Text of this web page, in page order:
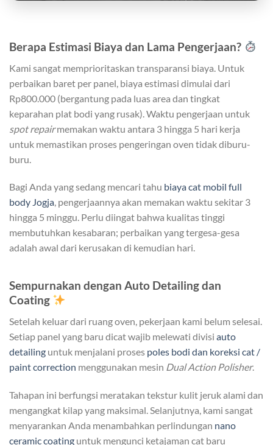
Berapa Estimasi Biaya dan Lama Pengerjaan?
Kami sangat memprioritaskan transparansi biaya. Untuk
perbaikan baret per panel, biaya estimasi dimulai dari
Rp800.000 (bergantung pada luas area dan tingkat
keparahan plat bodi yang rusak). Waktu pengerjaan untuk
spot repairmemakan waktu antara 3 hingga 5 hari kerja
untuk memastikan proses pengeringan oven tidak diburu-
buru.
Bagi Anda yang sedang mencari tahu biaya cat mobil full
body Jogja, pengerjaannya akan memakan waktu sekitar 3
hingga 5 minggu. Perlu diingat bahwa kualitas tinggi
membutuhkan kesabaran; perbaikan yang tergesa-gesa
adalah awal dari kerusakan di kemudian hari.
Sempurnakan dengan Auto Detailing dan
Coating
Setelah keluar dari ruang oven, pekerjaan kami belum selesai.
Setiap panel yang baru dicat wajib melewati divisi auto
detailing untuk menjalani proses poles bodi dan koreksi cat /
paint correction menggunakan mesin Dual Action Polisher.
Tahapan ini berfungsi meratakan tekstur kulit jeruk alami dan
mengangkat kilap yang maksimal. Selanjutnya, kami sangat
menyarankan Anda menambahkan perlindungan nano
ceramic coating untuk mengunci ketajaman cat baru